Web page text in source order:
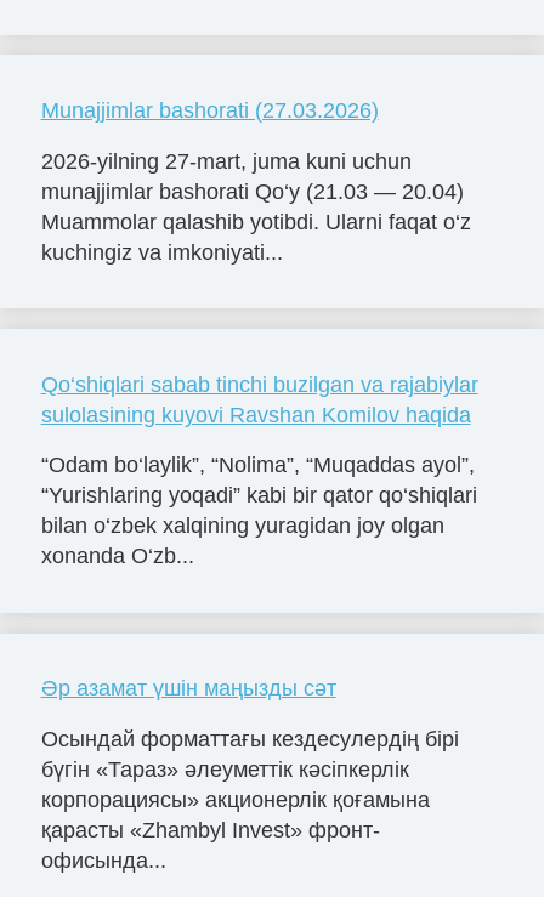
Munajjimlar bashorati (27.03.2026)
2026-yilning 27-mart, juma kuni uchun
munajjimlar bashorati Qo‘y (21.03 — 20.04)
Muammolar qalashib yotibdi. Ularni faqat o‘z
kuchingiz va imkoniyati...
Qo‘shiqlari sabab tinchi buzilgan va rajabiylar
sulolasining kuyovi Ravshan Komilov haqida
“Odam bo‘laylik”, “Nolima”, “Muqaddas ayol”,
“Yurishlaring yoqadi” kabi bir qator qo‘shiqlari
bilan o‘zbek xalqining yuragidan joy olgan
xonanda O‘zb...
Әр азамат үшін маңызды сәт
Осындай форматтағы кездесулердің бірі
бүгін «Тараз» әлеуметтік кәсіпкерлік
корпорациясы» акционерлік қоғамына
қарасты «Zhambyl Invest» фронт-
офисында...